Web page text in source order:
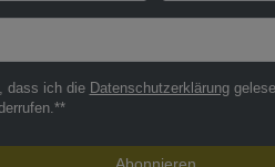
dass ich die Daten­schutz­erklärung